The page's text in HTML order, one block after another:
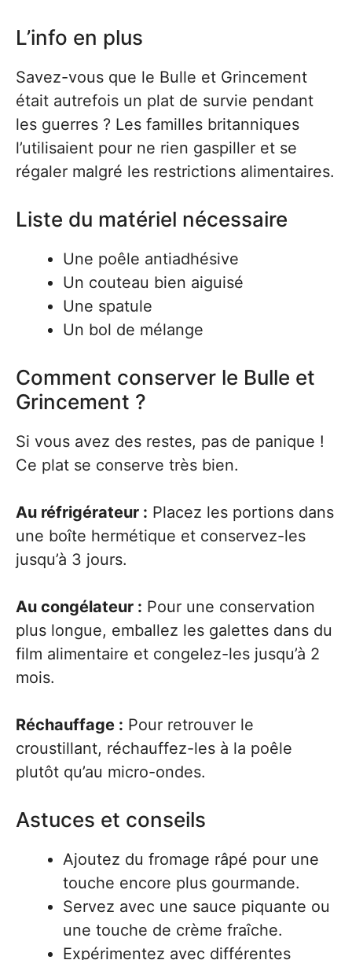
L’info en plus
Savez-vous que le Bulle et Grincement
était autrefois un plat de survie pendant
les guerres ? Les familles britanniques
l’utilisaient pour ne rien gaspiller et se
régaler malgré les restrictions alimentaires.
Liste du matériel nécessaire
Une poêle antiadhésive
Un couteau bien aiguisé
Une spatule
Un bol de mélange
Comment conserver le Bulle et
Grincement ?
Si vous avez des restes, pas de panique !
Ce plat se conserve très bien.
Au réfrigérateur : Placez les portions dans
une boîte hermétique et conservez-les
jusqu’à 3 jours.
Au congélateur : Pour une conservation
plus longue, emballez les galettes dans du
film alimentaire et congelez-les jusqu’à 2
mois.
Réchauffage : Pour retrouver le
croustillant, réchauffez-les à la poêle
plutôt qu’au micro-ondes.
Astuces et conseils
Ajoutez du fromage râpé pour une
touche encore plus gourmande.
Servez avec une sauce piquante ou
une touche de crème fraîche.
Expérimentez avec différentes